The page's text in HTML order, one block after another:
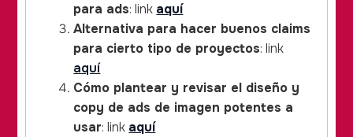
para ads: link aquí
Alternativa para hacer buenos claims
para cierto tipo de proyectos: link
aquí
Cómo plantear y revisar el diseño y
copy de ads de imagen potentes a
usar: link aquí